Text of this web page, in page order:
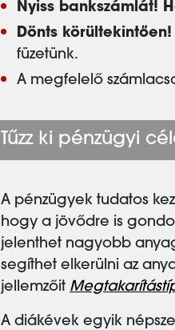
Nyiss bankszámlát!
Dönts körültekintően!
füzetünk.
A megfelelő
Tűzz ki pénzügyi
A pénzügyek tudatos
hogy a jövődre is
jelenthet nagyobb
segíthet elkerülni az
jellemzőit
A diákévek egyik